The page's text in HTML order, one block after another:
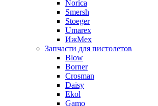
Norica
Smersh
Stoeger
Umarex
ИжМех
Запчасти для пистолетов
Blow
Borner
Crosman
Daisy
Ekol
Gamo